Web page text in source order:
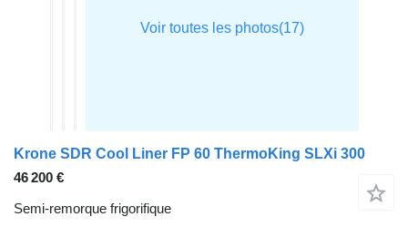
Krone SDR Cool Liner FP 60 ThermoKing SLXi 300
46 200 €
Semi-remorque frigorifique